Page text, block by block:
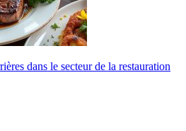
dans le secteur de la restauration